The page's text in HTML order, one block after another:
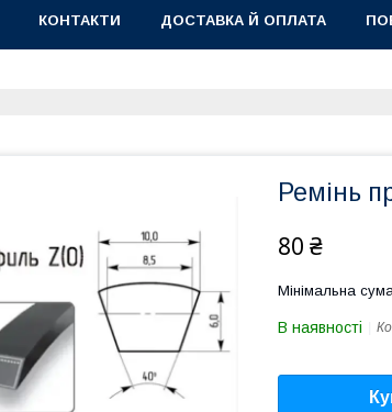
КОНТАКТИ ДОСТАВКА Й ОПЛАТА
Ремінь
80 ₴
Мінімальна
В наявності